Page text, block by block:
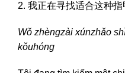
2. 我正在寻找适合这种
Wǒ zhèngzài xúnzhǎo
kǒuhóng